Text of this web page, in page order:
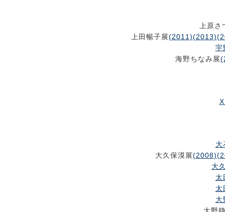
上原
上田暢子展(2011)(2013)
宇
海野ちなみ展
大
大久保漠展(2008)
大
太
太
大